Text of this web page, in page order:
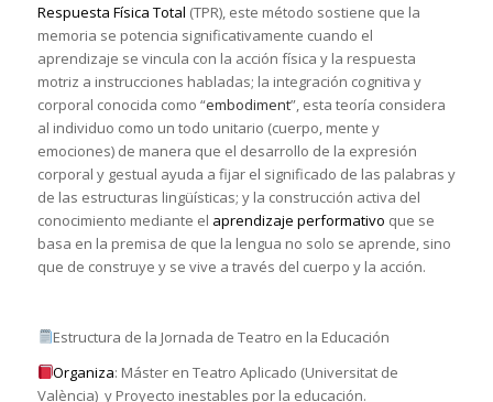
Respuesta Física Total (TPR), este método sostiene que la
memoria se potencia significativamente cuando el
aprendizaje se vincula con la acción física y la respuesta
motriz a instrucciones habladas; la integración cognitiva y
corporal conocida como “embodiment”, esta teoría considera
al individuo como un todo unitario (cuerpo, mente y
emociones) de manera que el desarrollo de la expresión
corporal y gestual ayuda a fijar el significado de las palabras y
de las estructuras lingüísticas; y la construcción activa del
conocimiento mediante el aprendizaje performativo que se
basa en la premisa de que la lengua no solo se aprende, sino
que de construye y se vive a través del cuerpo y la acción.
Estructura de la Jornada de Teatro en la Educación
Organiza: Máster en Teatro Aplicado (Universitat de
València) y Proyecto inestables por la educación.